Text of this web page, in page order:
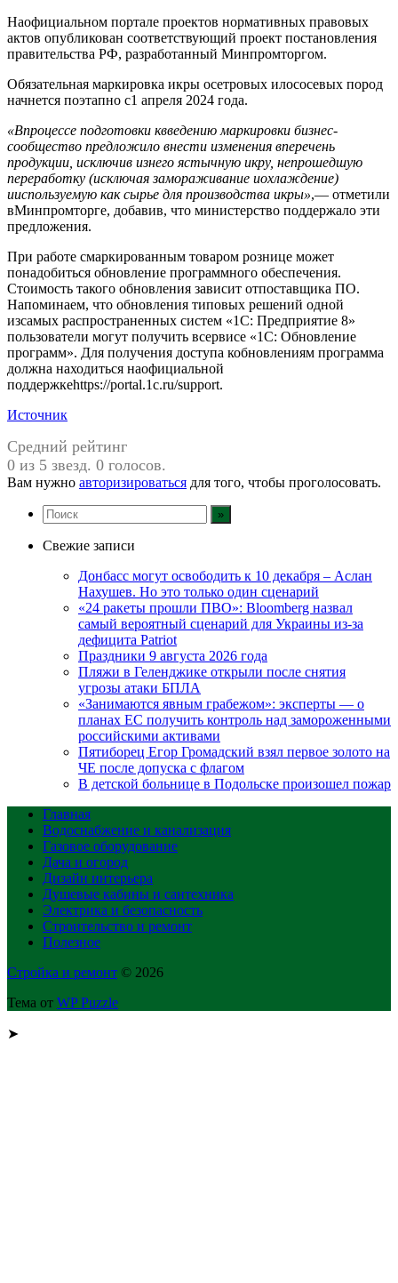
Наофициальном портале проектов нормативных правовых
актов опубликован соответствующий проект постановления
правительства РФ, разработанный Минпромторгом.
Обязательная маркировка икры осетровых илососевых пород
начнется поэтапно с1 апреля 2024 года.
«Впроцессе подготовки квведению маркировки бизнес-
сообщество предложило внести изменения вперечень
продукции, исключив изнего ястычную икру, непрошедшую
переработку (исключая замораживание иохлаждение)
ииспользуемую как сырье для производства икры»,— отметили
вМинпромторге, добавив, что министерство поддержало эти
предложения.
При работе смаркированным товаром рознице может
понадобиться обновление программного обеспечения.
Стоимость такого обновления зависит отпоставщика ПО.
Напоминаем, что обновления типовых решений одной
изсамых распространенных систем «1С: Предприятие 8»
пользователи могут получить всервисе «1С: Обновление
программ». Для получения доступа кобновлениям программа
должна находиться наофициальной
поддержкеhttps://portal.1c.ru/support.
Источник
Средний рейтинг
0 из 5 звезд. 0 голосов.
Вам нужно авторизироваться для того, чтобы проголосовать.
Свежие записи
Донбасс могут освободить к 10 декабря – Аслан
Нахушев. Но это только один сценарий
«24 ракеты прошли ПВО»: Bloomberg назвал
самый вероятный сценарий для Украины из-за
дефицита Patriot
Праздники 9 августа 2026 года
Пляжи в Геленджике открыли после снятия
угрозы атаки БПЛА
«Занимаются явным грабежом»: эксперты — о
планах ЕС получить контроль над замороженными
российскими активами
Пятиборец Егор Громадский взял первое золото на
ЧЕ после допуска с флагом
В детской больнице в Подольске произошел пожар
Главная
Водоснабжение и канализация
Газовое оборудование
Дача и огород
Дизайн интерьера
Душевые кабины и сантехника
Электрика и безопасность
Строительство и ремонт
Полезное
Стройка и ремонт © 2026
Тема от WP Puzzle
➤